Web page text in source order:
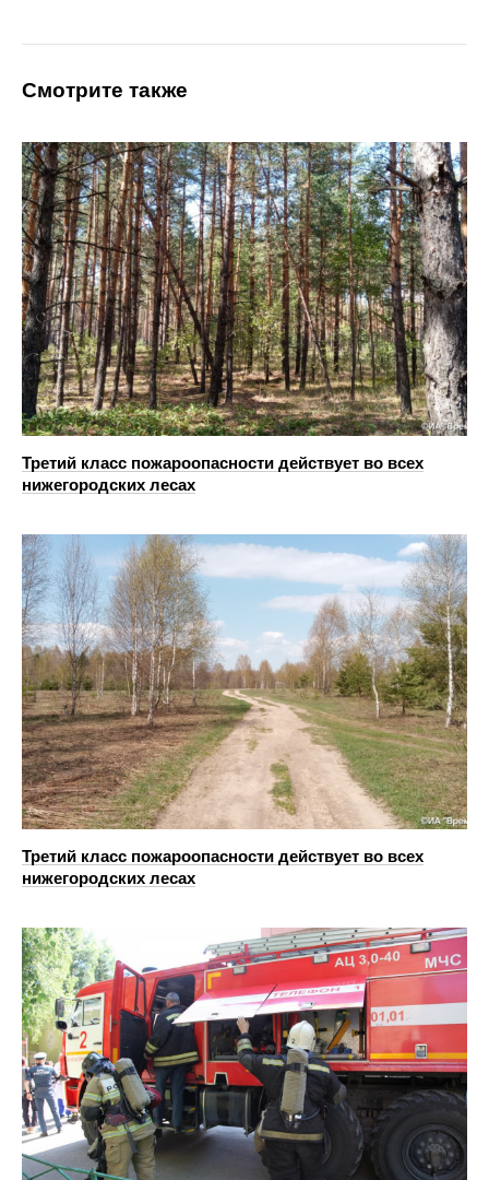
Смотрите также
Третий класс пожароопасности действует во всех
нижегородских лесах
Третий класс пожароопасности действует во всех
нижегородских лесах